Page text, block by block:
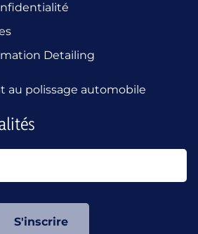
Detailing
au polissage automobile
S'inscrire